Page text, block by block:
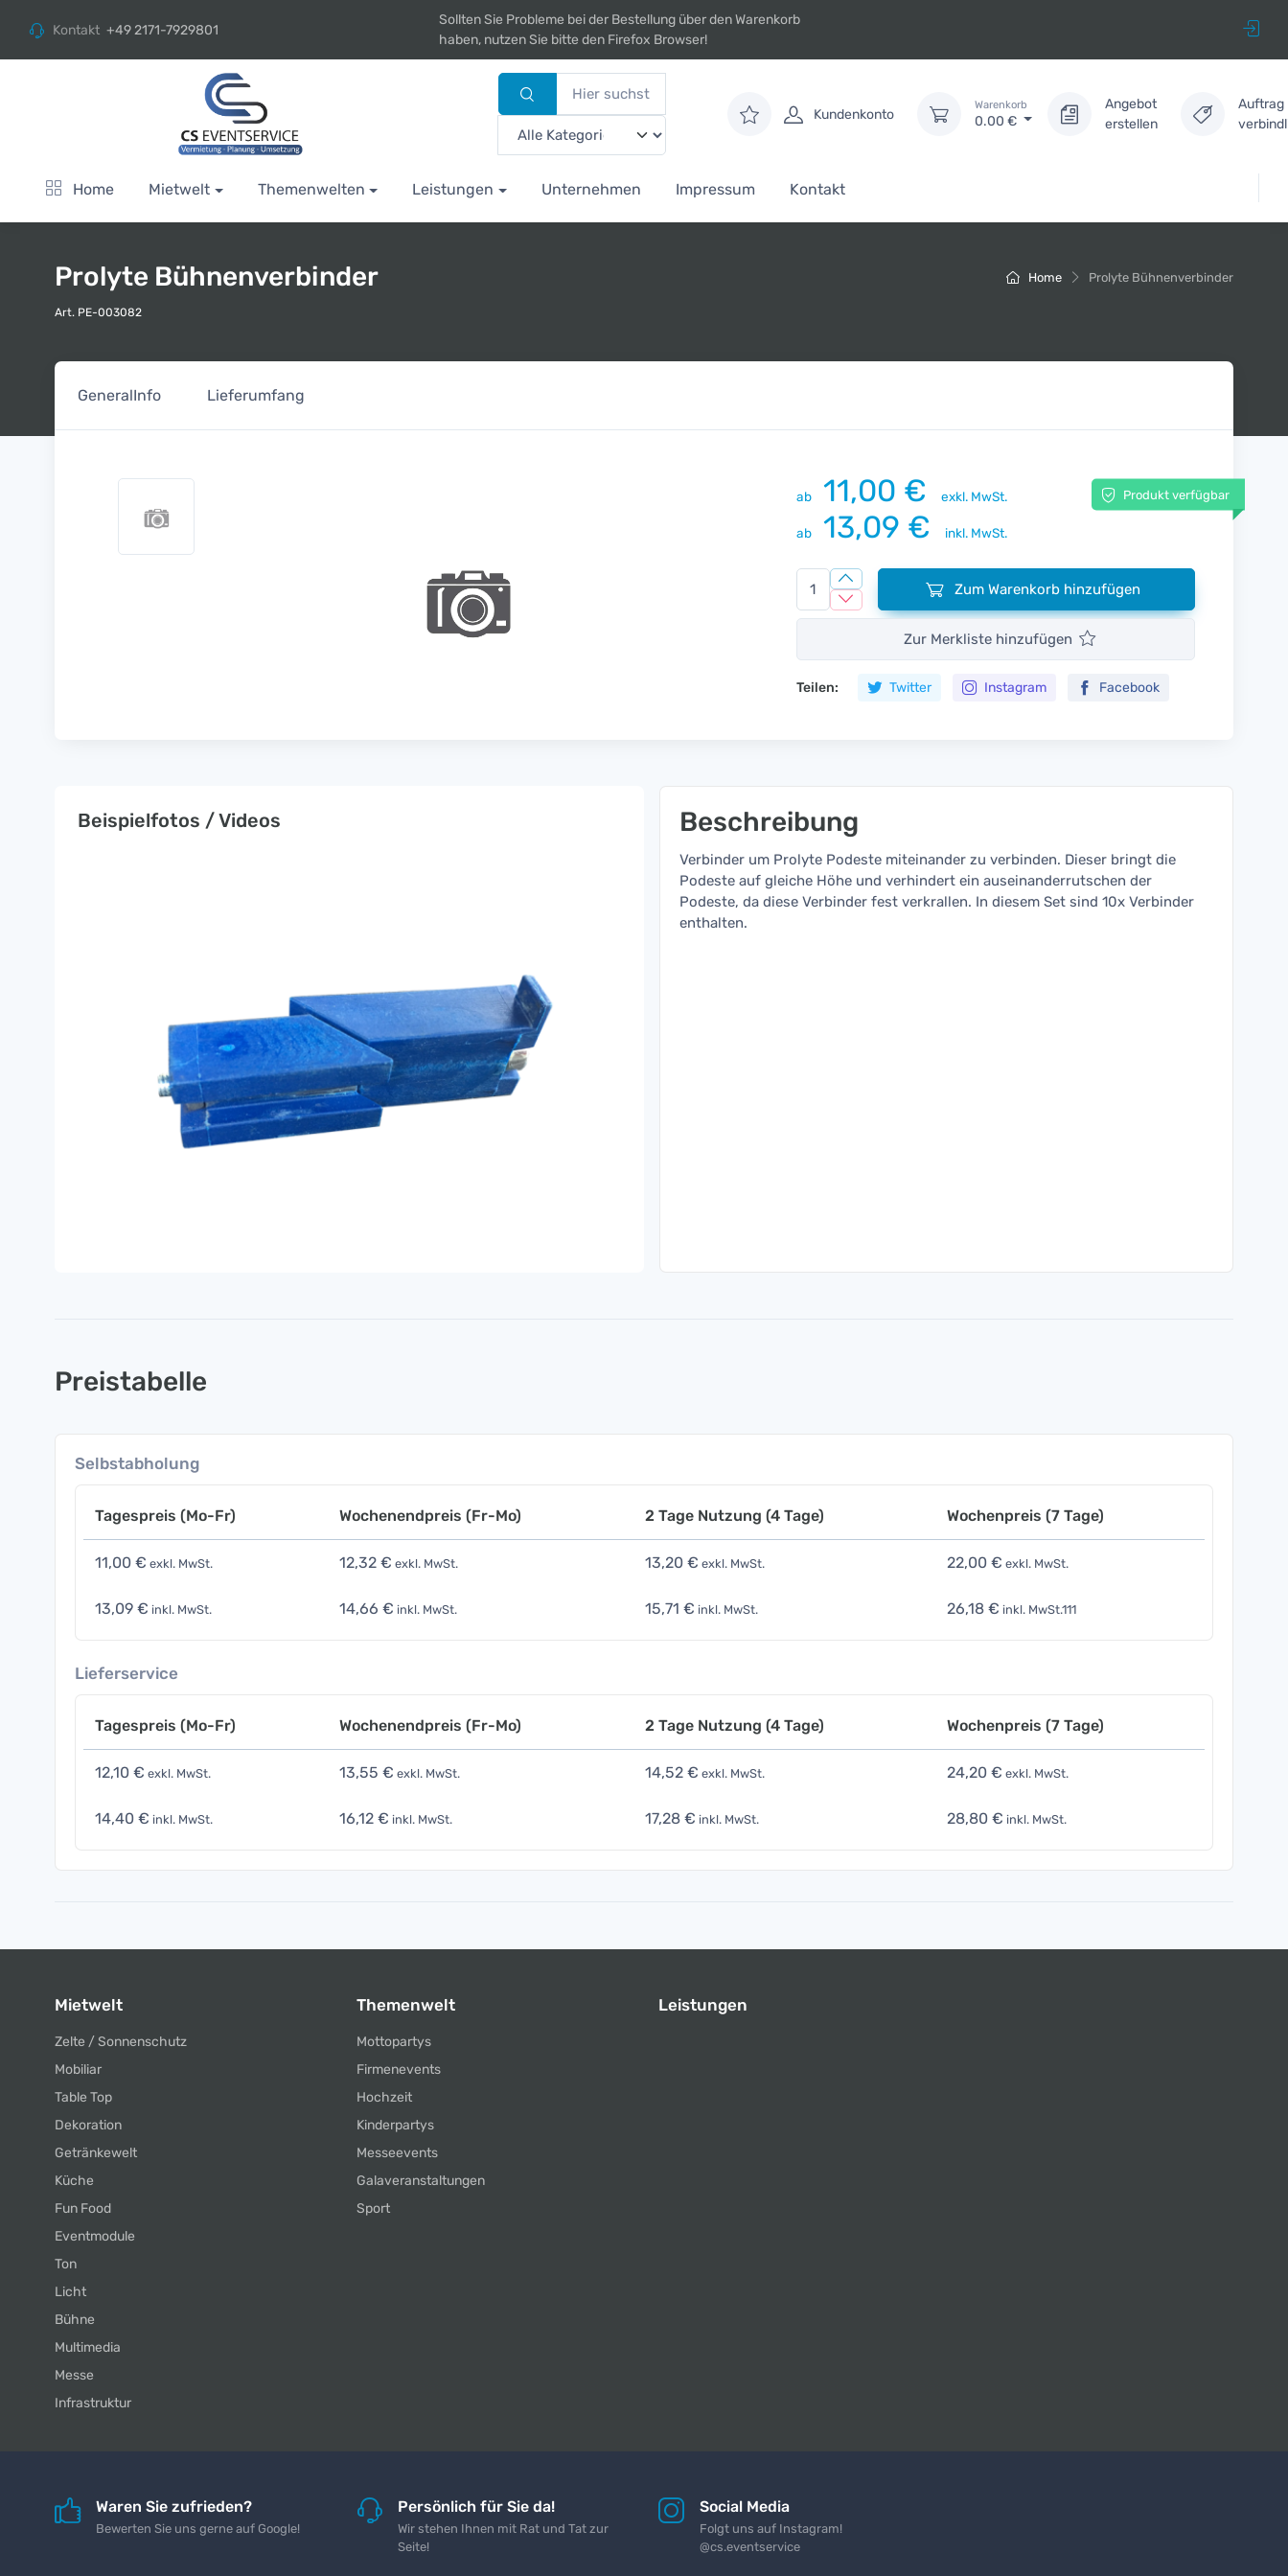
Kontakt +49 2171-7929801
Sollten Sie Probleme bei der Bestellung über den Warenkorb
haben, nutzen Sie bitte den Firefox Browser!
Kundenkonto
Warenkorb
0.00 €
Angebot
erstellen
Auftrag
Home Mietwelt Themenwelten Leistungen Unternehmen Impressum Kontakt
Home Prolyte Bühnenverbinder
Prolyte Bühnenverbinder
Art. PE-003082
GeneralInfo Lieferumfang
ab 11,00 € exkl. MwSt.
ab 13,09 € inkl. MwSt.
Produkt verfügbar
Zum Warenkorb hinzufügen
Zur Merkliste hinzufügen
Teilen: Twitter Instagram Facebook
Beispielfotos / Videos Beschreibung
Verbinder um Prolyte Podeste miteinander zu verbinden. Dieser bringt die
Podeste auf gleiche Höhe und verhindert ein auseinanderrutschen der
Podeste, da diese Verbinder fest verkrallen. In diesem Set sind 10x Verbinder
enthalten.
Preistabelle
Selbstabholung
Tagespreis (Mo-Fr) Wochenendpreis (Fr-Mo) 2 Tage Nutzung (4 Tage) Wochenpreis (7 Tage)
11,00 € exkl. MwSt. 12,32 € exkl. MwSt. 13,20 € exkl. MwSt. 22,00 € exkl. MwSt.
13,09 € inkl. MwSt. 14,66 € inkl. MwSt. 15,71 € inkl. MwSt. 26,18 € inkl. MwSt.111
Lieferservice
Tagespreis (Mo-Fr) Wochenendpreis (Fr-Mo) 2 Tage Nutzung (4 Tage) Wochenpreis (7 Tage)
12,10 € exkl. MwSt. 13,55 € exkl. MwSt. 14,52 € exkl. MwSt. 24,20 € exkl. MwSt.
14,40 € inkl. MwSt. 16,12 € inkl. MwSt. 17,28 € inkl. MwSt. 28,80 € inkl. MwSt.
Mietwelt
Zelte / Sonnenschutz
Mobiliar
Table Top
Dekoration
Getränkewelt
Küche
Fun Food
Eventmodule
Ton
Licht
Bühne
Multimedia
Messe
Infrastruktur
Themenwelt
Mottopartys
Firmenevents
Hochzeit
Kinderpartys
Messeevents
Galaveranstaltungen
Sport
Leistungen
Waren Sie zufrieden?
Bewerten Sie uns gerne auf Google!
Persönlich für Sie da!
Wir stehen Ihnen mit Rat und Tat zur
Seite!
Social Media
Folgt uns auf Instagram!
@cs.eventservice